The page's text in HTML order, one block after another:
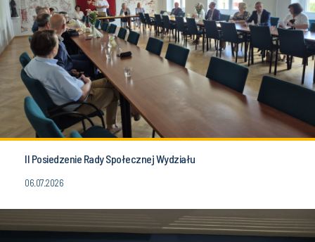
II Posiedzenie Rady Społecznej Wydziału
06.07.2026